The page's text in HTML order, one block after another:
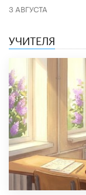
3 АВГУСТА
УЧИТЕЛЯ